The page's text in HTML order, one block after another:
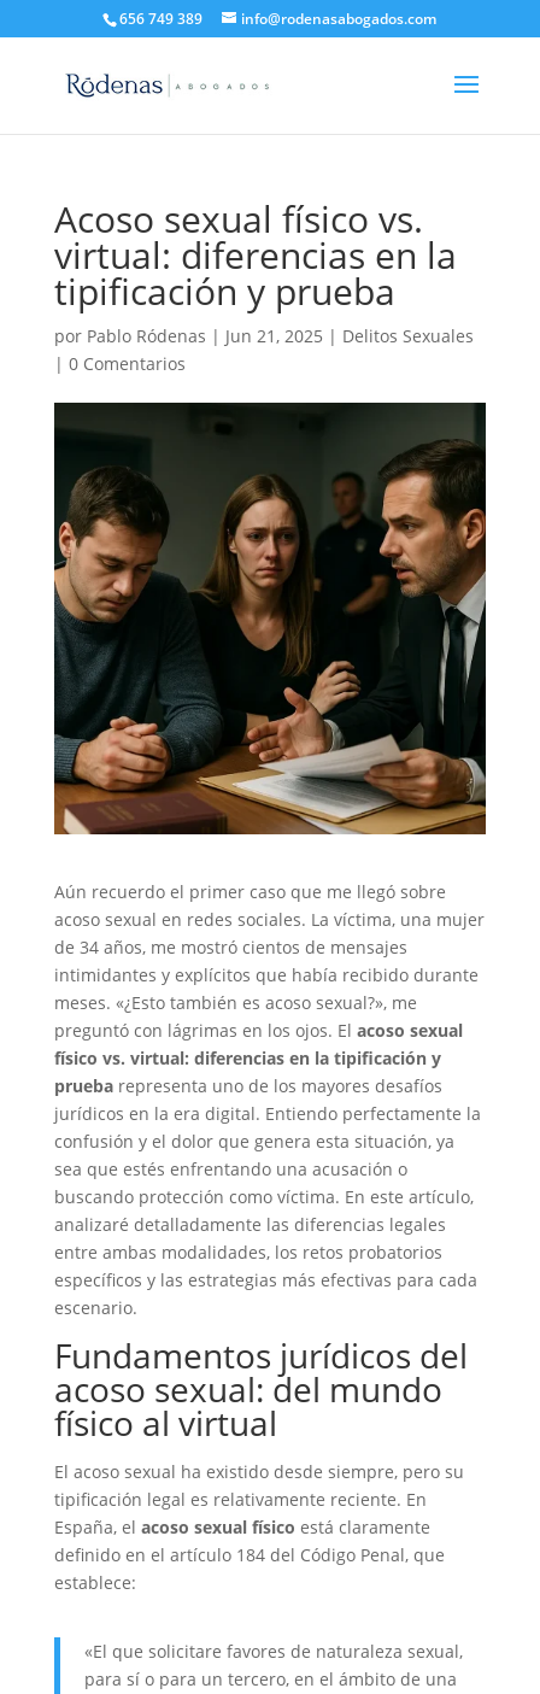
656 749 389 info@rodenasabogados.com
Acoso sexual físico vs.
virtual: diferencias en la
tipificación y prueba
por Pablo Ródenas | Jun 21, 2025 | Delitos Sexuales
| 0 Comentarios
Aún recuerdo el primer caso que me llegó sobre
acoso sexual en redes sociales. La víctima, una mujer
de 34 años, me mostró cientos de mensajes
intimidantes y explícitos que había recibido durante
meses. «¿Esto también es acoso sexual?», me
preguntó con lágrimas en los ojos. El acoso sexual
físico vs. virtual: diferencias en la tipificación y
pruebarepresenta uno de los mayores desafíos
jurídicos en la era digital. Entiendo perfectamente la
confusión y el dolor que genera esta situación, ya
sea que estés enfrentando una acusación o
buscando protección como víctima. En este artículo,
analizaré detalladamente las diferencias legales
entre ambas modalidades, los retos probatorios
específicos y las estrategias más efectivas para cada
escenario.
Fundamentos jurídicos del
acoso sexual: del mundo
físico al virtual
El acoso sexual ha existido desde siempre, pero su
tipificación legal es relativamente reciente. En
España, el acoso sexual físico está claramente
definido en el artículo 184 del Código Penal, que
establece:
«El que solicitare favores de naturaleza sexual,
para sí o para un tercero, en el ámbito de una